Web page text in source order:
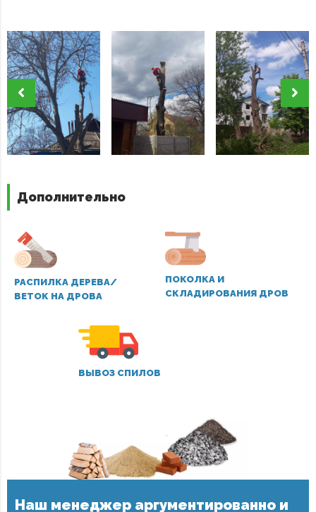
Дополнительно
РАСПИЛКА ДЕРЕВА/
ВЕТОК НА ДРОВА
ПОКОЛКА И
СКЛАДИРОВАНИЯ ДРОВ
ВЫВОЗ СПИЛОВ
Наш менеджер аргументированно и